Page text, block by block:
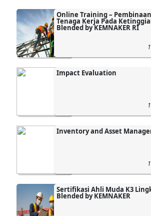
Online Training –
Tenaga Kerja Pada
Blended by KEMNAKER RI
Impact Evaluation
Inventory and Asset
Sertifikasi Ahli Muda K3
Blended by KEMNAKER